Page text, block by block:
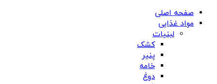
صفحه اصلی
مواد غذایی
لبنیات
کشک
پنیر
خامه
دوغ